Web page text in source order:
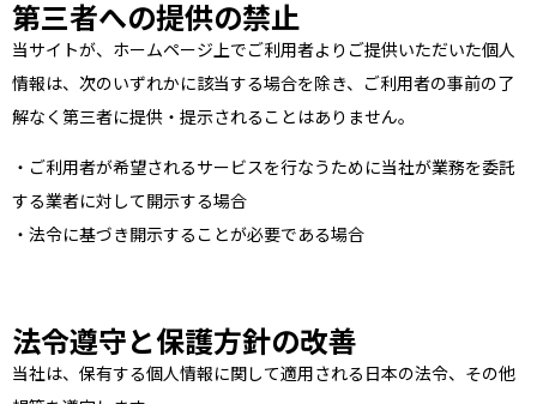
第三者への提供の禁止
当サイトが、ホームページ上でご利用者よりご提供いただいた個人
情報は、次のいずれかに該当する場合を除き、ご利用者の事前の了
解なく第三者に提供・提示されることはありません。
・ご利用者が希望されるサービスを行なうために当社が業務を委託
する業者に対して開示する場合
・法令に基づき開示することが必要である場合
法令遵守と保護方針の改善
当社は、保有する個人情報に関して適用される日本の法令、その他